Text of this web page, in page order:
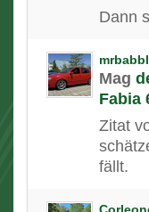
Dann
Mag
Fabia
Zitat
fällt.